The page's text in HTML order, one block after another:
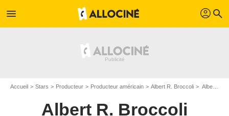
menu profil search
Accueil Stars Producteur Producteur américain Albert R. Broccoli Albert R. Broccoli : ses Blu-Ray, DVD, VOD, SVOD
Albert R. Broccoli